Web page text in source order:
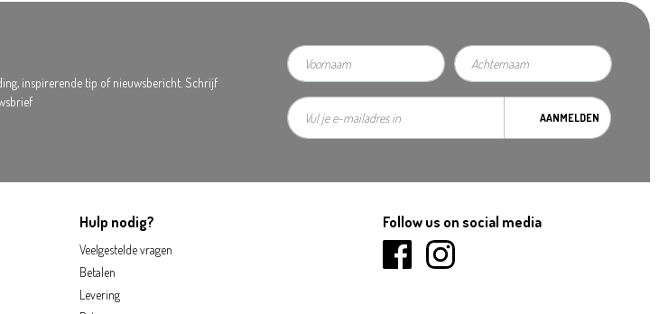
inspirerende tip of nieuwsbericht. Schrijf
AANMELDEN
Hulp nodig?
Veelgestelde vragen
Betalen
Levering
Follow us on social media